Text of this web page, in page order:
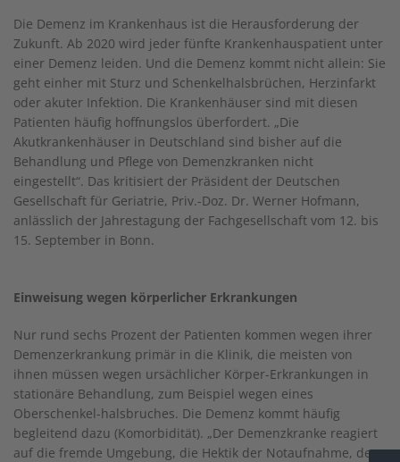
Die Demenz im Krankenhaus ist die Herausforderung der
Zukunft. Ab 2020 wird jeder fünfte Krankenhauspatient unter
einer Demenz leiden. Und die Demenz kommt nicht allein: Sie
geht einher mit Sturz und Schenkelhalsbrüchen, Herzinfarkt
oder akuter Infektion. Die Krankenhäuser sind mit diesen
Patienten häufig hoffnungslos überfordert. „Die
Akutkrankenhäuser in Deutschland sind bisher auf die
Behandlung und Pflege von Demenzkranken nicht
eingestellt“. Das kritisiert der Präsident der Deutschen
Gesellschaft für Geriatrie, Priv.-Doz. Dr. Werner Hofmann,
anlässlich der Jahrestagung der Fachgesellschaft vom 12. bis
15. September in Bonn.
Einweisung wegen körperlicher Erkrankungen
Nur rund sechs Prozent der Patienten kommen wegen ihrer
Demenzerkrankung primär in die Klinik, die meisten von
ihnen müssen wegen ursächlicher Körper-Erkrankungen in
stationäre Behandlung, zum Beispiel wegen eines
Oberschenkel-halsbruches. Die Demenz kommt häufig
begleitend dazu (Komorbidität). „Der Demenzkranke reagiert
auf die fremde Umgebung, die Hektik der Notaufnahme, den